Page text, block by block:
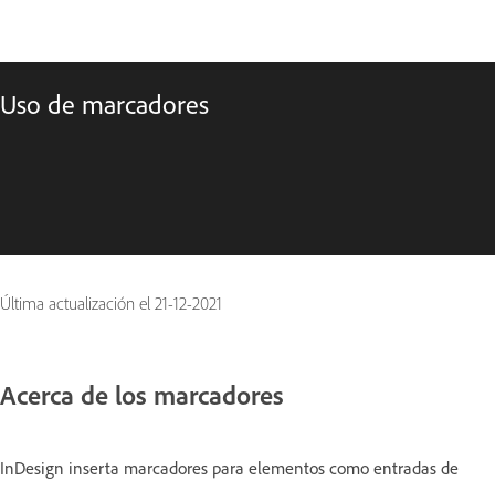
Uso de marcadores
Última actualización el 21-12-2021
Acerca de los marcadores
InDesign inserta marcadores para elementos como entradas de